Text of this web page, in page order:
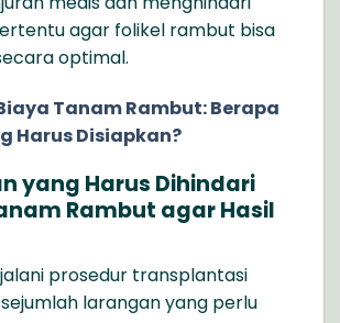
agar folikel rambut bisa
optimal.
Tanam Rambut: Berapa
Harus Disiapkan?
yang Harus Dihindari
Rambut agar Hasil
prosedur transplantasi
larangan yang perlu